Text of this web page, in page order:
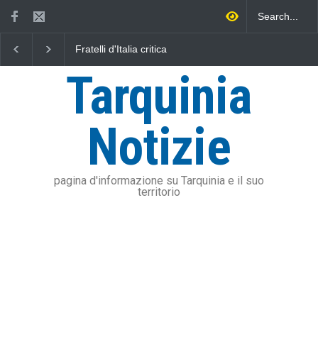
Fratelli d'Italia critica
dell'addizionale IRPEF: "una
stangata per i cittadini"
Viterbo uniti nella
mare
Tarquinia
Notizie
pagina d'informazione su Tarquinia e il suo
territorio